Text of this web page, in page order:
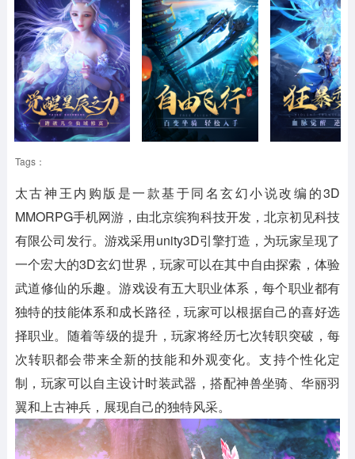
Tags：
太古神王内购版 是一款基于同名玄幻小说改编的3D
MMORPG手机网游，由北京缤狗科技开发，北京初见科技
有限公司发行。游戏采用unity3D引擎打造，为玩家呈现了
一个宏大的3D玄幻世界，玩家可以在其中自由探索，体验
武道修仙的乐趣。游戏设有五大职业体系，每个职业都有
独特的技能体系和成长路径，玩家可以根据自己的喜好选
择职业。随着等级的提升，玩家将经历七次转职突破，每
次转职都会带来全新的技能和外观变化。支持个性化定
制，玩家可以自主设计时装武器，搭配神兽坐骑、华丽羽
翼和上古神兵，展现自己的独特风采。